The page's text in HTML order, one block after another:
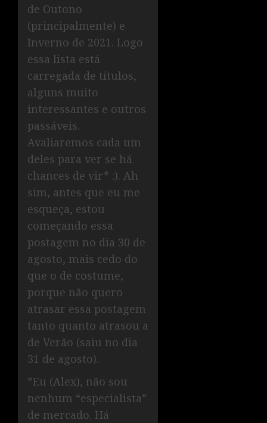
de Outono
(principalmente) e
Inverno de 2021. Logo
essa lista está
carregada de títulos,
alguns muito
interessantes e outros
passáveis.
Avaliaremos cada um
deles para ver se há
chances de vir* :). Ah
sim, antes que eu me
esqueça, estou
começando essa
postagem no dia 30 de
agosto, mais cedo do
que o de costume,
porque não quero
atrasar essa postagem
tanto quanto atrasou a
de Verão (saiu no dia
31 de agosto).
*Eu (Alex), não sou
nenhum “especialista”
de mercado. Há